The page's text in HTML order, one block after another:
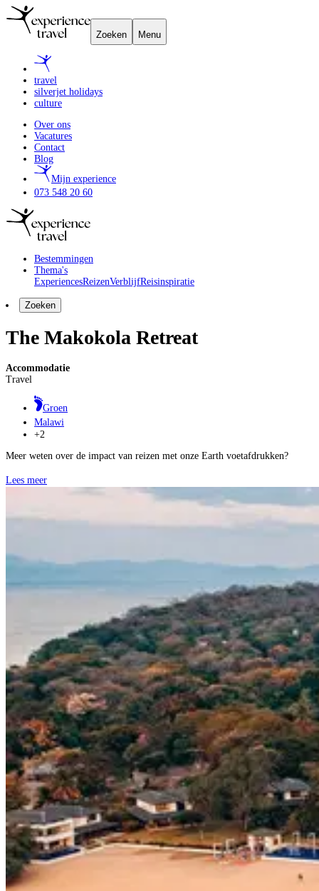
Zoeken Menu
travel
silverjet holidays
culture
Over ons
Vacatures
Contact
Blog
Mijn experience
073 548 20 60
Bestemmingen
Thema's
ExperiencesReizenVerblijfReisinspiratie
Zoeken
The Makokola Retreat
Accommodatie
Travel
Groen
Malawi
+2
Meer weten over de impact van reizen met onze Earth voetafdrukken?
Lees meer